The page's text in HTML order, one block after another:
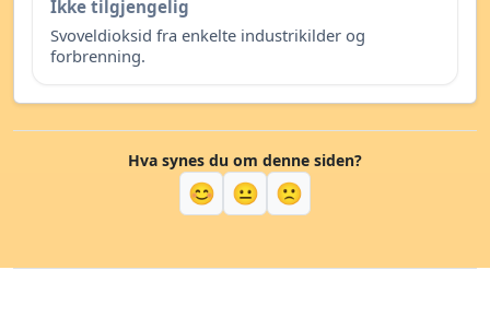
Ikke tilgjengelig
Svoveldioksid fra enkelte industrikilder og
forbrenning.
Hva synes du om denne siden?
😊 😐 🙁